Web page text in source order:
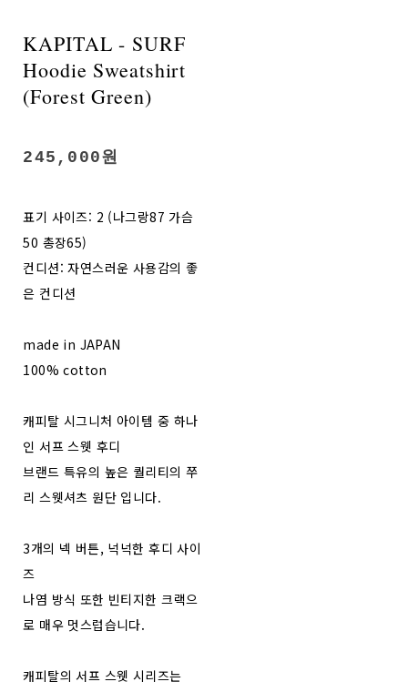
KAPITAL - SURF
Hoodie Sweatshirt
(Forest Green)
245,000원
표기 사이즈: 2 (나그랑87 가슴
50 총장65)
컨디션: 자연스러운 사용감의 좋
은 컨디션
made in JAPAN
100% cotton
캐피탈 시그니처 아이템 중 하나
인 서프 스웻 후디
브랜드 특유의 높은 퀄리티의 쭈
리 스웻셔츠 원단 입니다.
3개의 넥 버튼, 넉넉한 후디 사이
즈
나염 방식 또한 빈티지한 크랙으
로 매우 멋스럽습니다.
캐피탈의 서프 스웻 시리즈는